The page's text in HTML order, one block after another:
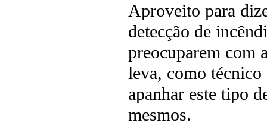
Aproveito para
detecção de
preocuparem com
leva, como técnico
apanhar este tipo
mesmos.